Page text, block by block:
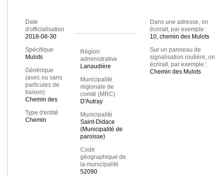
Date
d'officialisation
2018-08-30
Spécifique
Mulots
Générique
(avec ou sans
particules de
liaison)
Chemin des
Type d'entité
Chemin
Région
administrative
Lanaudière
Municipalité
régionale de
comté (MRC)
D'Autray
Municipalité
Saint-Didace
(Municipalité de
paroisse)
Code
géographique de
la municipalité
52090
Dans une adresse, on
écrirait, par exemple :
10, chemin des Mulots
Sur un panneau de
signalisation routière, on
écrirait, par exemple :
Chemin des Mulots